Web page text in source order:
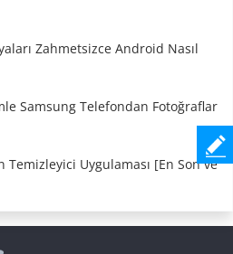
Zahmetsizce Android Nasıl
Samsung Telefondan Fotoğraflar
Temizleyici Uygulaması [En Son ve